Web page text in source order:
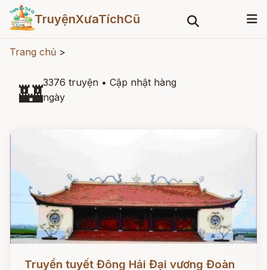
TruyệnXưaTíchCũ
Trang chủ >
🏰3376 truyện • Cập nhật hàng
ngày
Đọc ngay
Truyền tuyết Đông Hải Đại vương Đoàn